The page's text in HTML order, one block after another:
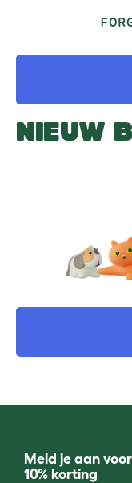
NIEUW
Meld je aan
10% korting